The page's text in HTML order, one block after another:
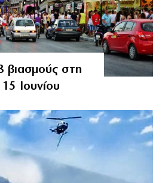
βιασμούς στη
Ιουνίου